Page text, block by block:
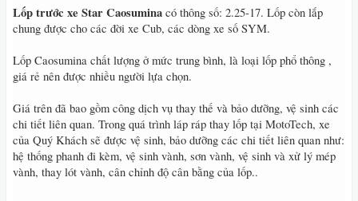
Lốp trước xe Star Caosumina có thông số: 2.25-17. Lốp còn lắp
chung được cho các đời xe Cub, các dòng xe số SYM.
Lốp Caosumina chất lượng ở mức trung bình, là loại lốp phổ thông ,
giá rẻ nên được nhiều người lựa chọn.
Giá trên đã bao gồm công dịch vụ thay thế và bảo dưỡng, vệ sinh các
chi tiết liên quan. Trong quá trình láp ráp thay lốp tại MotoTech, xe
của Quý Khách sẽ được vệ sinh, bảo dưỡng các chi tiết liên quan như:
hệ thống phanh đi kèm, vệ sinh vành, sơn vành, vệ sinh và xử lý mép
vành, thay lót vành, cân chỉnh độ cân bằng của lốp..